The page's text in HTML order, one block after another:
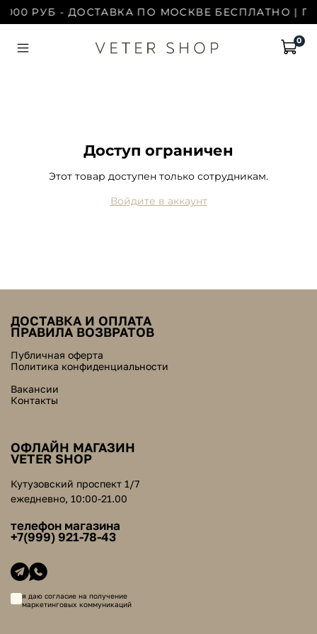
000 РУБ - ДОСТАВКА ПО МОСКВЕ БЕСПЛАТНО |
0
Доступ ограничен
Этот товар доступен только сотрудникам.
Войдите в аккаунт
ДОСТАВКА И ОПЛАТА
ПРАВИЛА ВОЗВРАТОВ
Публичная оферта
Политика конфиденциальности
Вакансии
Контакты
ОФЛАЙН МАГАЗИН
VETER SHOP
Кутузовский проспект 1/7
ежедневно, 10:00-21.00
телефон магазина
+7(999) 921-78-43
я даю согласие на получение
маркетинговых коммуникаций